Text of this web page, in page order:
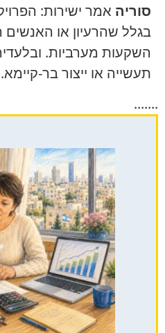
סוריה אמר ישירות:
בגלל שהרעיון או
השקעות מערביות.
תעשייה או ייצור בר-קיימא.
.......